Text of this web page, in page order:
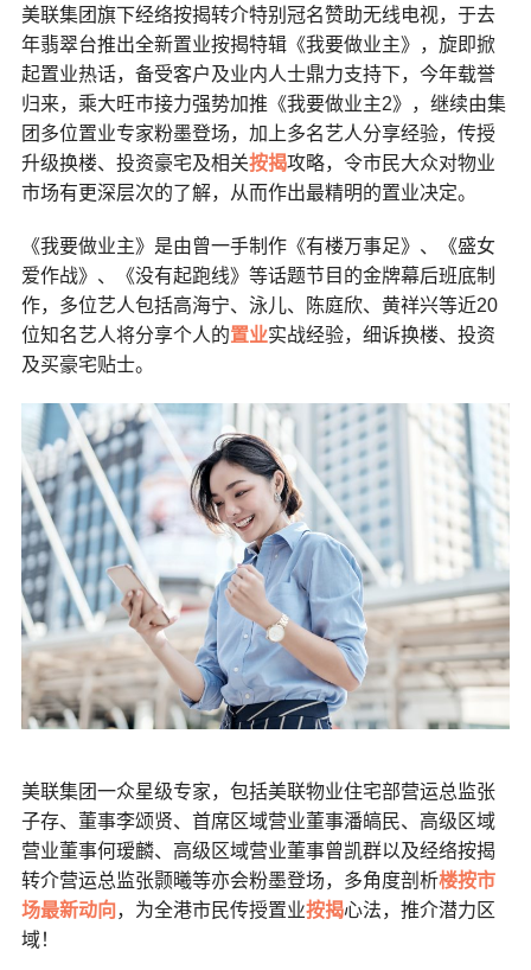
美联集团旗下经络按揭转介特别冠名赞助无线电视，于去
年翡翠台推出全新置业按揭特辑《我要做业主》，旋即掀
起置业热话，备受客户及业内人士鼎力支持下，今年载誉
归来，乘大旺巿接力强势加推《我要做业主2》，继续由集
团多位置业专家粉墨登场，加上多名艺人分享经验，传授
升级换楼、投资豪宅及相关按揭攻略，令市民大众对物业
市场有更深层次的了解，从而作出最精明的置业决定。
《我要做业主》是由曾一手制作《有楼万事足》、《盛女
爱作战》、《没有起跑线》等话题节目的金牌幕后班底制
作，多位艺人包括高海宁、泳儿、陈庭欣、黄祥兴等近20
位知名艺人将分享个人的置业实战经验，细诉换楼、投资
及买豪宅贴士。
美联集团一众星级专家，包括美联物业住宅部营运总监张
子存、董事李颂贤、首席区域营业董事潘皜民、高级区域
营业董事何瑷麟、高级区域营业董事曾凯群以及经络按揭
转介营运总监张颢曦等亦会粉墨登场，多角度剖析楼按市
场最新动向，为全港市民传授置业按揭心法，推介潜力区
域！